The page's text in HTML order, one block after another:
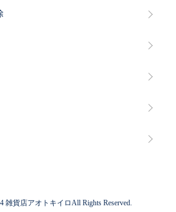
雑貨店アオトキイロAll Rights Reserved.